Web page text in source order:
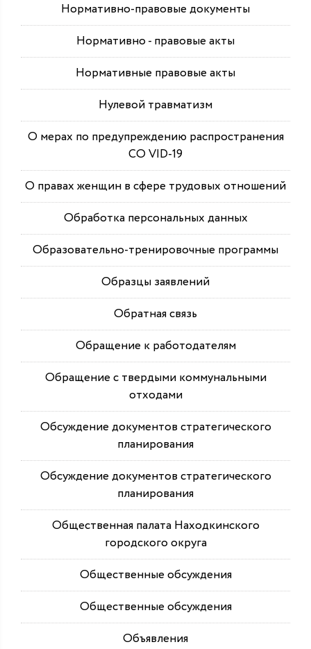
Нормативно-правовые документы
Нормативно - правовые акты
Нормативные правовые акты
Нулевой травматизм
О мерах по предупреждению распространения
СО VID-19
О правах женщин в сфере трудовых отношений
Обработка персональных данных
Образовательно-тренировочные программы
Образцы заявлений
Обратная связь
Обращение к работодателям
Обращение с твердыми коммунальными
отходами
Обсуждение документов стратегического
планирования
Обсуждение документов стратегического
планирования
Общественная палата Находкинского
городского округа
Общественные обсуждения
Общественные обсуждения
Объявления